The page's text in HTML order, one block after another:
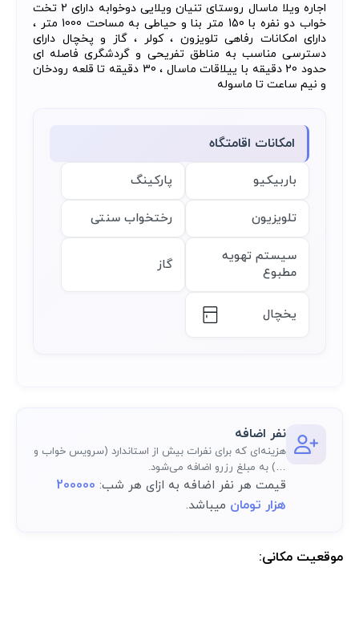
اجاره ویلا ماسال روستای تنیان ویلایی دوخوابه دارای 2 تخت
خواب دو نفره با 150 متر بنا و حیاطی به مساحت 1000 متر ،
دارای امکانات رفاهی تلویزون ، کولر ، گاز و پخچال دارای
دسترسی مناسب به مناطق تفریحی و گردشگری فاصله ای
حدود 20 دقیقه با ییلاقات ماسال ، 30 دقیقه تا قلعه رودخان
و نیم ساعت تا ماسوله
امکانات اقامتگاه
باربیکیو پارکینگ
تلویزیون رختخواب سنتی
سیستم تهویه
مطبوع
گاز
یخچال
نفر اضافه
هزینه‌ای که برای نفرات بیش از استاندارد (سرویس خواب و
…) به مبلغ رزرو اضافه می‌شود.
قیمت هر نفر اضافه به ازای هر شب:
هزار تومان میباشد.
موقعیت مکانی: